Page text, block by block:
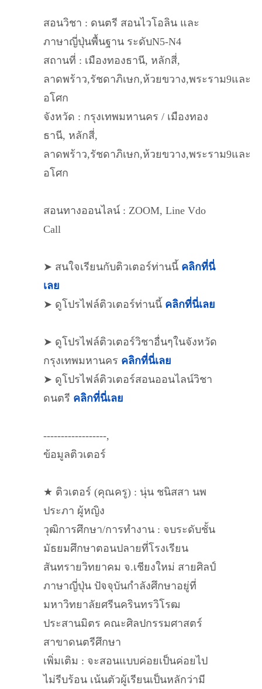
สอนวิชา : ดนตรี สอนไวโอลิน และ
ภาษาญี่ปุ่นพื้นฐาน ระดับN5-N4
สถานที่ : เมืองทองธานี, หลักสี่,
ลาดพร้าว,รัชดาภิเษก,ห้วยขวาง,พระราม9และ
อโศก
จังหวัด : กรุงเทพมหานคร / เมืองทอง
ธานี, หลักสี่,
ลาดพร้าว,รัชดาภิเษก,ห้วยขวาง,พระราม9และ
อโศก
สอนทางออนไลน์ : ZOOM, Line Vdo
Call
➤ สนใจเรียนกับติวเตอร์ท่านนี้ คลิกที่นี่
เลย
➤ ดูโปรไฟล์ติวเตอร์ท่านนี้ คลิกที่นี่เลย
➤ ดูโปรไฟล์ติวเตอร์วิชาอื่นๆในจังหวัด
กรุงเทพมหานคร คลิกที่นี่เลย
➤ ดูโปรไฟล์ติวเตอร์สอนออนไลน์วิชา
ดนตรี คลิกที่นี่เลย
------------------,
ข้อมูลติวเตอร์
★ ติวเตอร์ (คุณครู) : นุ่น ชนิสสา นพ
ประภา ผู้หญิง
วุฒิการศึกษา/การทำงาน : จบระดับชั้น
มัธยมศึกษาตอนปลายที่โรงเรียน
สันทรายวิทยาคม จ.เชียงใหม่ สายศิลป์
ภาษาญี่ปุ่น ปัจจุบันกำลังศึกษาอยู่ที่
มหาวิทยาลัยศรีนครินทรวิโรฒ
ประสานมิตร คณะศิลปกรรมศาสตร์
สาขาดนตรีศึกษา
เพิ่มเติม : จะสอนแบบค่อยเป็นค่อยไป
ไม่รีบร้อน เน้นตัวผู้เรียนเป็นหลักว่ามี